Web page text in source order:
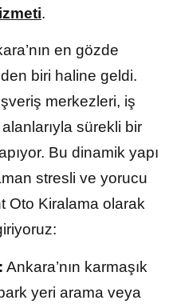
.
en gözde
biri haline geldi.
merkezleri, iş
sürekli bir
Bu dinamik yapı
stresli ve yorucu
Oto Kiralama olarak
Ankara’nın karmaşık
yeri arama veya